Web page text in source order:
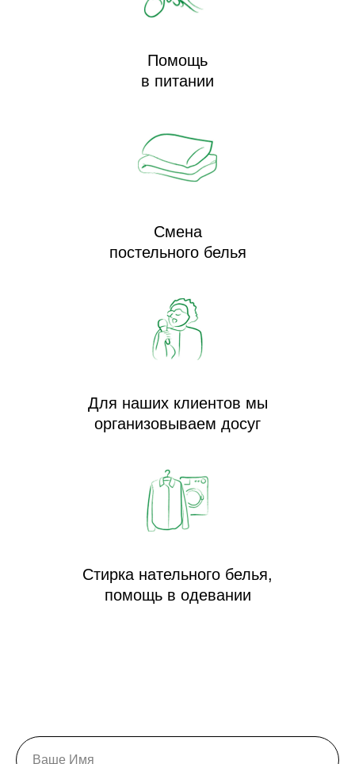
Помощь
в питании
Смена
постельного белья
Для наших клиентов мы
организовываем досуг
Стирка нательного белья,
помощь в одевании